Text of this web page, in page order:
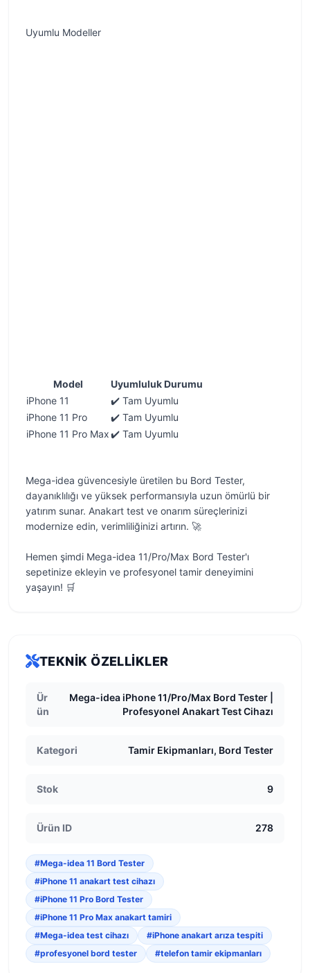
Uyumlu Modeller
Model
Uyumluluk Durumu
iPhone 11
✔️ Tam Uyumlu
iPhone 11 Pro
✔️ Tam Uyumlu
iPhone 11 Pro Max✔️ Tam Uyumlu
Mega-idea güvencesiyle üretilen bu Bord Tester,
dayanıklılığı ve yüksek performansıyla uzun ömürlü bir
yatırım sunar. Anakart test ve onarım süreçlerinizi
modernize edin, verimliliğinizi artırın. 🚀
Hemen şimdi Mega-idea 11/Pro/Max Bord Tester'ı
sepetinize ekleyin ve profesyonel tamir deneyimini
yaşayın! 🛒
TEKNIK ÖZELLIKLER
Ür
ün
Mega-idea iPhone 11/Pro/Max Bord Tester |
Profesyonel Anakart Test Cihazı
Kategori Tamir Ekipmanları, Bord Tester
Stok 9
Ürün ID 278
#Mega-idea 11 Bord Tester
#iPhone 11 anakart test cihazı
#iPhone 11 Pro Bord Tester
#iPhone 11 Pro Max anakart tamiri
#Mega-idea test cihazı
#iPhone anakart arıza tespiti
#profesyonel bord tester
#telefon tamir ekipmanları